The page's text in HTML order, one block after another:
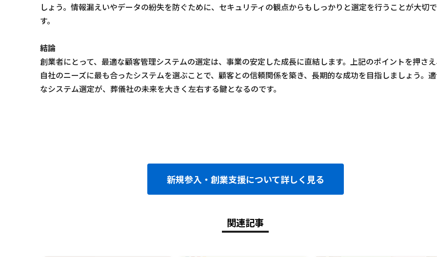
しょう。情報漏えいやデータの紛失を防ぐために、セキュリティの観点からもしっかりと選定を行うことが大切で
す。
結論
創業者にとって、最適な顧客管理システムの選定は、事業の安定した成長に直結します。上記のポイントを押さ
自社のニーズに最も合ったシステムを選ぶことで、顧客との信頼関係を築き、長期的な成功を目指しましょう。
なシステム選定が、葬儀社の未来を大きく左右する鍵となるのです。
新規参入・創業支援について詳しく見る
関連記事